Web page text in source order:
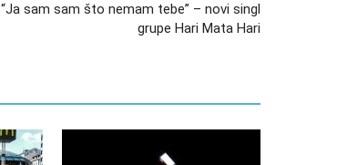
“Ja sam sam što nemam tebe” – novi singl
grupe Hari Mata Hari